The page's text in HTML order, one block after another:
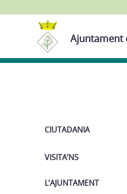
Ajuntament
Navega
CIUTADANIA
VISITA’NS
L’AJUNTAMENT